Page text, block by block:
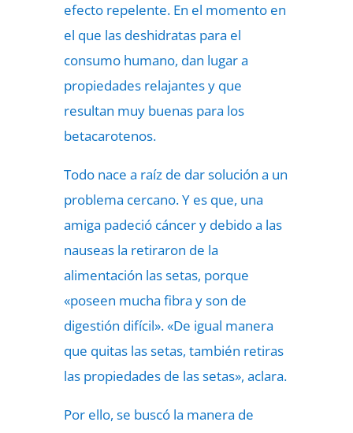
efecto repelente. En el momento en
el que las deshidratas para el
consumo humano, dan lugar a
propiedades relajantes y que
resultan muy buenas para los
betacarotenos.
Todo nace a raíz de dar solución a un
problema cercano. Y es que, una
amiga padeció cáncer y debido a las
nauseas la retiraron de la
alimentación las setas, porque
«poseen mucha fibra y son de
digestión difícil». «De igual manera
que quitas las setas, también retiras
las propiedades de las setas», aclara.
Por ello, se buscó la manera de